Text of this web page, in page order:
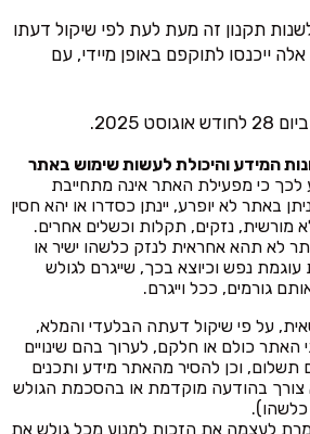
תקנון זה מעת לעת לפי שיקול דעתו
אלה ייכנסו לתוקפם באופן מיידי, עם
2025.
המידע והיכולת לעשות שימוש באתר
לכך כי מפעילת האתר אינה מתחייבת
באתר לא יופרע, יינתן כסדרו או יהא חסין
מורשית, נזקים, תקלות וכשלים אחרים.
לא תהא אחראית לנזק כלשהו ישיר או
עוגמת נפש וכיוצא בכך, שייגרם לגולש
גורמים, ככל וייגרם.
על פי שיקול דעתה הבלעדי והמלא,
האתר כולם או חלקם, לערוך בהם שינויים
תשלום, וכן להסיר מהאתר מידע ותכנים
צורך בהודעה מוקדמת או בהסכמת הגולש
לעצמה את הזכות למנוע מכל גולש את